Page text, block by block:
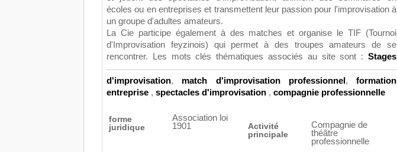
écoles ou en entreprises et transmettent leur passion pour l'improvisation à
un groupe d'adultes amateurs.
La Cie participe également à des matches et organise le TIF (Tournoi
d'Improvisation feyzinois) qui permet à des troupes amateurs de se
rencontrer.
Les mots clés thématiques associés au site sont :Stages
d'improvisation, match d'improvisation professionnel , formation
entreprise , spectacles d'improvisation , compagnie professionnelle
forme
juridique
Association loi
1901
Activité
principale
Compagnie de
théâtre
professionnelle